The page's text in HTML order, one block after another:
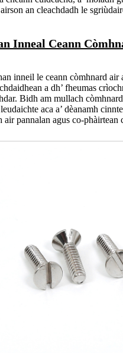
an cleachdadh le
Inneal Ceann
inneil le ceann còmhnard air
a dh’ fheumas
Bidh am mullach
aca a’ dèanamh
air pannalan agus co-phàirtean